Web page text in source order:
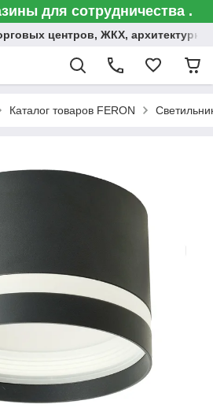
для сотрудничества .
центров, ЖКХ,
Каталог товаров FERON